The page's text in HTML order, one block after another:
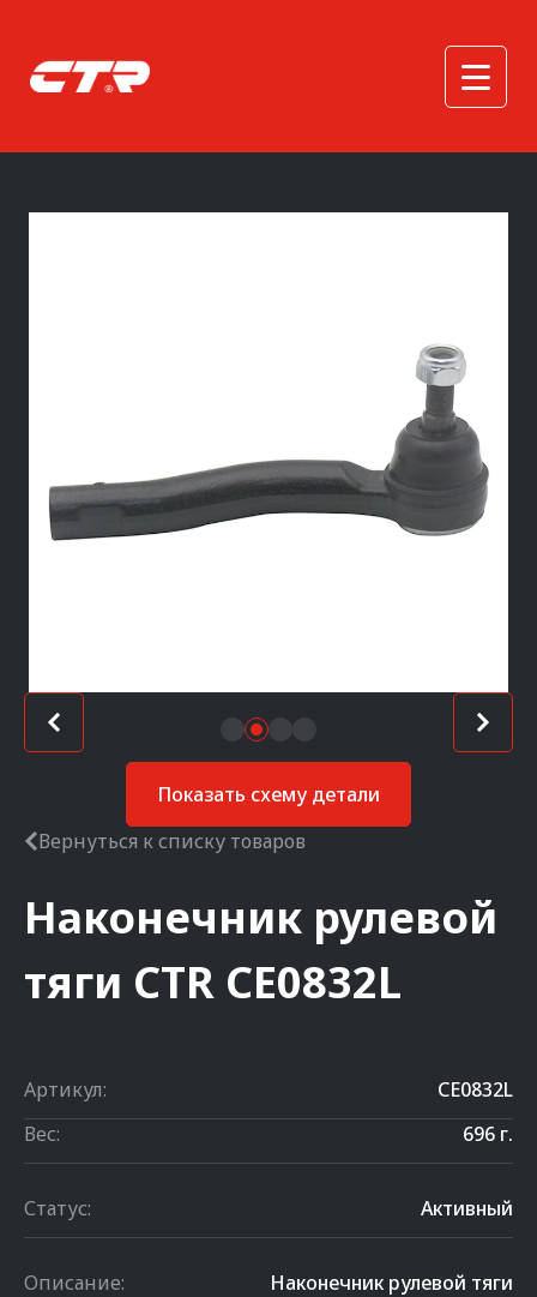
Показать схему детали
Вернуться к списку товаров
Наконечник рулевой
тяги CTR CE0832L
Артикул:
CE0832L
Вес:
696 г.
Статус: Активный
Описание: Наконечник рулевой тяги